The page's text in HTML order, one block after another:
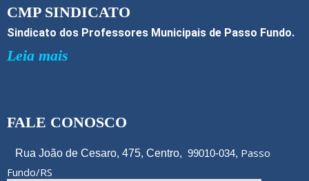
CMP SINDICATO
Sindicato dos Professores Municipais de Passo Fundo.
Leia mais
FALE CONOSCO
Rua João de Cesaro, 475, Centro, 99010-034, Passo
Fundo/RS